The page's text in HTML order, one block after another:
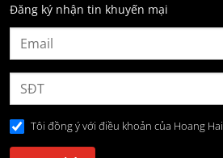
Đăng ký nhận tin khuyến mại
Tôi đồng ý với điều khoản của Hoang Hai